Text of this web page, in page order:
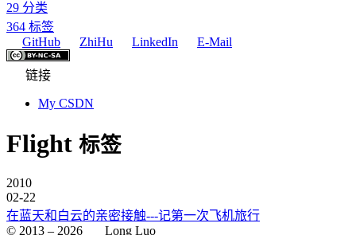
29 分类
364 标签
GitHub
ZhiHu LinkedIn E-Mail
链接
My CSDN
Flight 标签
2010
02-22
在蓝天和白云的亲密接触---记第一次飞机旅行
© 2013 – 2026 Long Luo